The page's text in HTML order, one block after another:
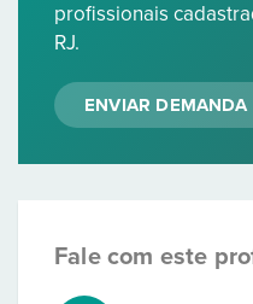
profissionais
RJ.
ENVIAR DEMANDA
Fale com este